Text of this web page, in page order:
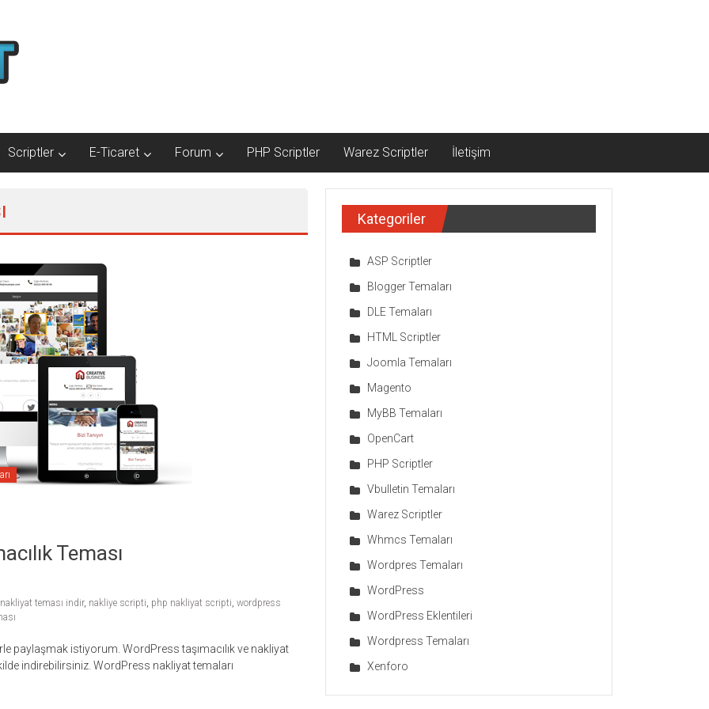
Scriptler E-Ticaret Forum PHP Scriptler Warez Scriptler İletişim
Teması
nakliyat teması indir, nakliye scripti, php nakliyat scripti, wordpress
paylaşmak istiyorum. WordPress taşımacılık ve nakliyat
indirebilirsiniz. WordPress nakliyat temaları
Kategoriler
ASP Scriptler
Blogger Temaları
DLE Temaları
HTML Scriptler
Joomla Temaları
Magento
MyBB Temaları
OpenCart
PHP Scriptler
Vbulletin Temaları
Warez Scriptler
Whmcs Temaları
Wordpres Temaları
WordPress
WordPress Eklentileri
Wordpress Temaları
Xenforo